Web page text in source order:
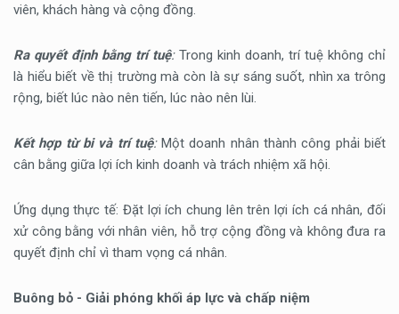
viên, khách hàng và cộng đồng.
Ra quyết định bằng trí tuệ: Trong kinh doanh, trí tuệ không chỉ
là hiểu biết về thị trường mà còn là sự sáng suốt, nhìn xa trông
rộng, biết lúc nào nên tiến, lúc nào nên lùi.
Kết hợp từ bi và trí tuệ:Một doanh nhân thành công phải biết
cân bằng giữa lợi ích kinh doanh và trách nhiệm xã hội.
Ứng dụng thực tế: Đặt lợi ích chung lên trên lợi ích cá nhân, đối
xử công bằng với nhân viên, hỗ trợ cộng đồng và không đưa ra
quyết định chỉ vì tham vọng cá nhân.
Buông bỏ - Giải phóng khối áp lực và chấp niệm